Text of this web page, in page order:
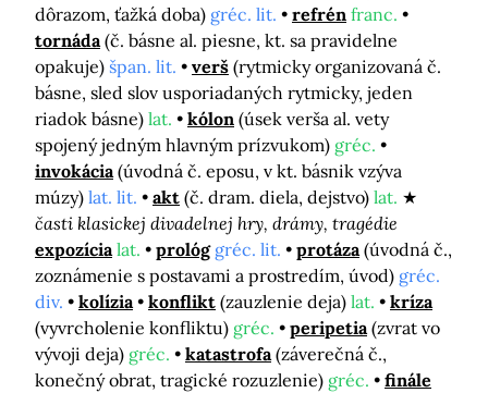
dôrazom, ťažká doba) gréc. lit. refrén franc.
tornáda (č. básne al. piesne, kt. sa pravidelne
opakuje) špan. lit. verš (rytmicky organizovaná č.
básne, sled slov usporiadaných rytmicky, jeden
riadok básne) lat. kólon (úsek verša al. vety
spojený jedným hlavným prízvukom) gréc.
invokácia (úvodná č. eposu, v kt. básnik vzýva
múzy) lat. lit. akt (č. dram. diela, dejstvo) lat.
časti klasickej divadelnej hry, drámy, tragédie
expozícia lat. prológ gréc. lit. protáza (úvodná č.,
zoznámenie s postavami a prostredím, úvod) gréc.
div.
kolízia konflikt (zauzlenie deja) lat.
kríza
(vyvrcholenie konfliktu) gréc. peripetia (zvrat vo
vývoji deja) gréc. katastrofa (záverečná č.,
konečný obrat, tragické rozuzlenie) gréc.
finále